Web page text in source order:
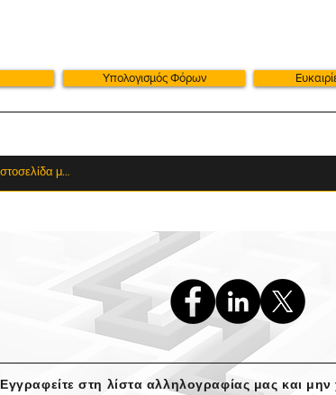
Υπολογισμός Φόρων
Εγγραφείτε στη λίστα αλληλογραφίας μας και